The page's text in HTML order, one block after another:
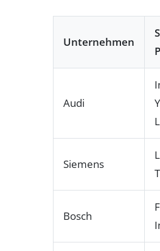
Unternehmen
Audi
Siemens
Bosch